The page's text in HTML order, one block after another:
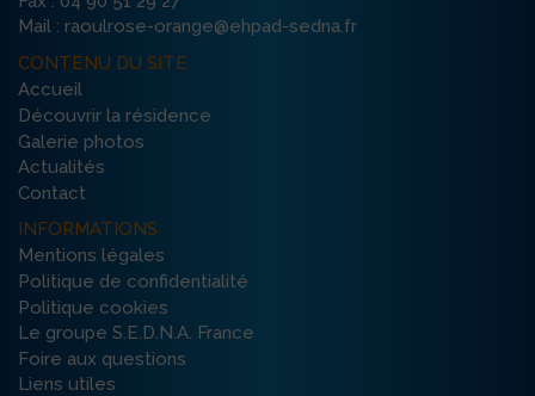
Mail : raoulrose-orange@ehpad-sedna.fr
CONTENU DU SITE
Accueil
Découvrir la résidence
Galerie photos
Actualités
Contact
INFORMATIONS
Mentions légales
Politique de confidentialité
Politique cookies
Le groupe S.E.D.N.A. France
Foire aux questions
Liens utiles